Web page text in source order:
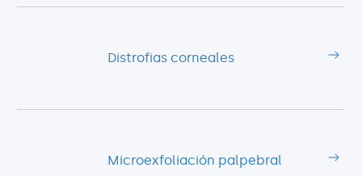
Distrofias corneales
Microexfoliación palpebral